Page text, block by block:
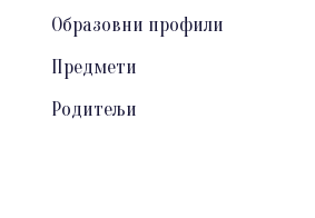
Образовни профили
Предмети
Родитељи